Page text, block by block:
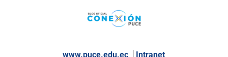
www.puce.edu.ec Intranet